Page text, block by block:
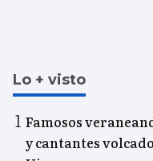
Lo + visto
Famosos
y cantantes